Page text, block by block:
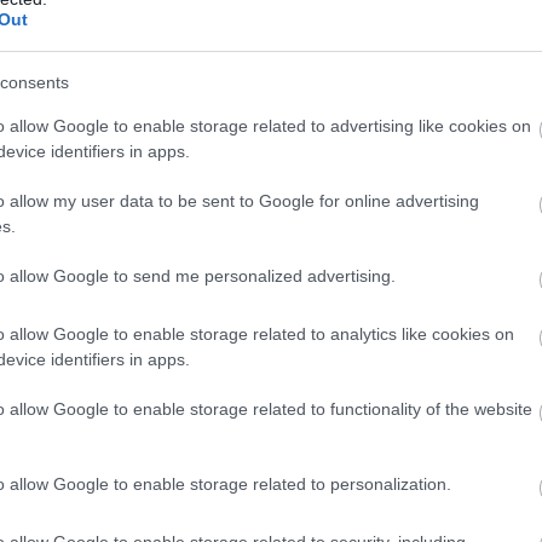
allow Google to enable storage related to advertising like cookies on
identifiers in apps.
allow my user data to be sent to Google for online advertising
allow Google to send me personalized advertising.
allow Google to enable storage related to analytics like cookies on
identifiers in apps.
allow Google to enable storage related to functionality of the website
allow Google to enable storage related to personalization.
στο JAMA Psychiatry και σύμφωνα με τα
πως
χρήσης ουσιών
θεραπεία.
δεδομένα από 57.000 άτομασε 21 χώρες,
οι ασθενείς σταματούν τη διαδικασία προς
για διαταραχές άγχους, διάθεσης και